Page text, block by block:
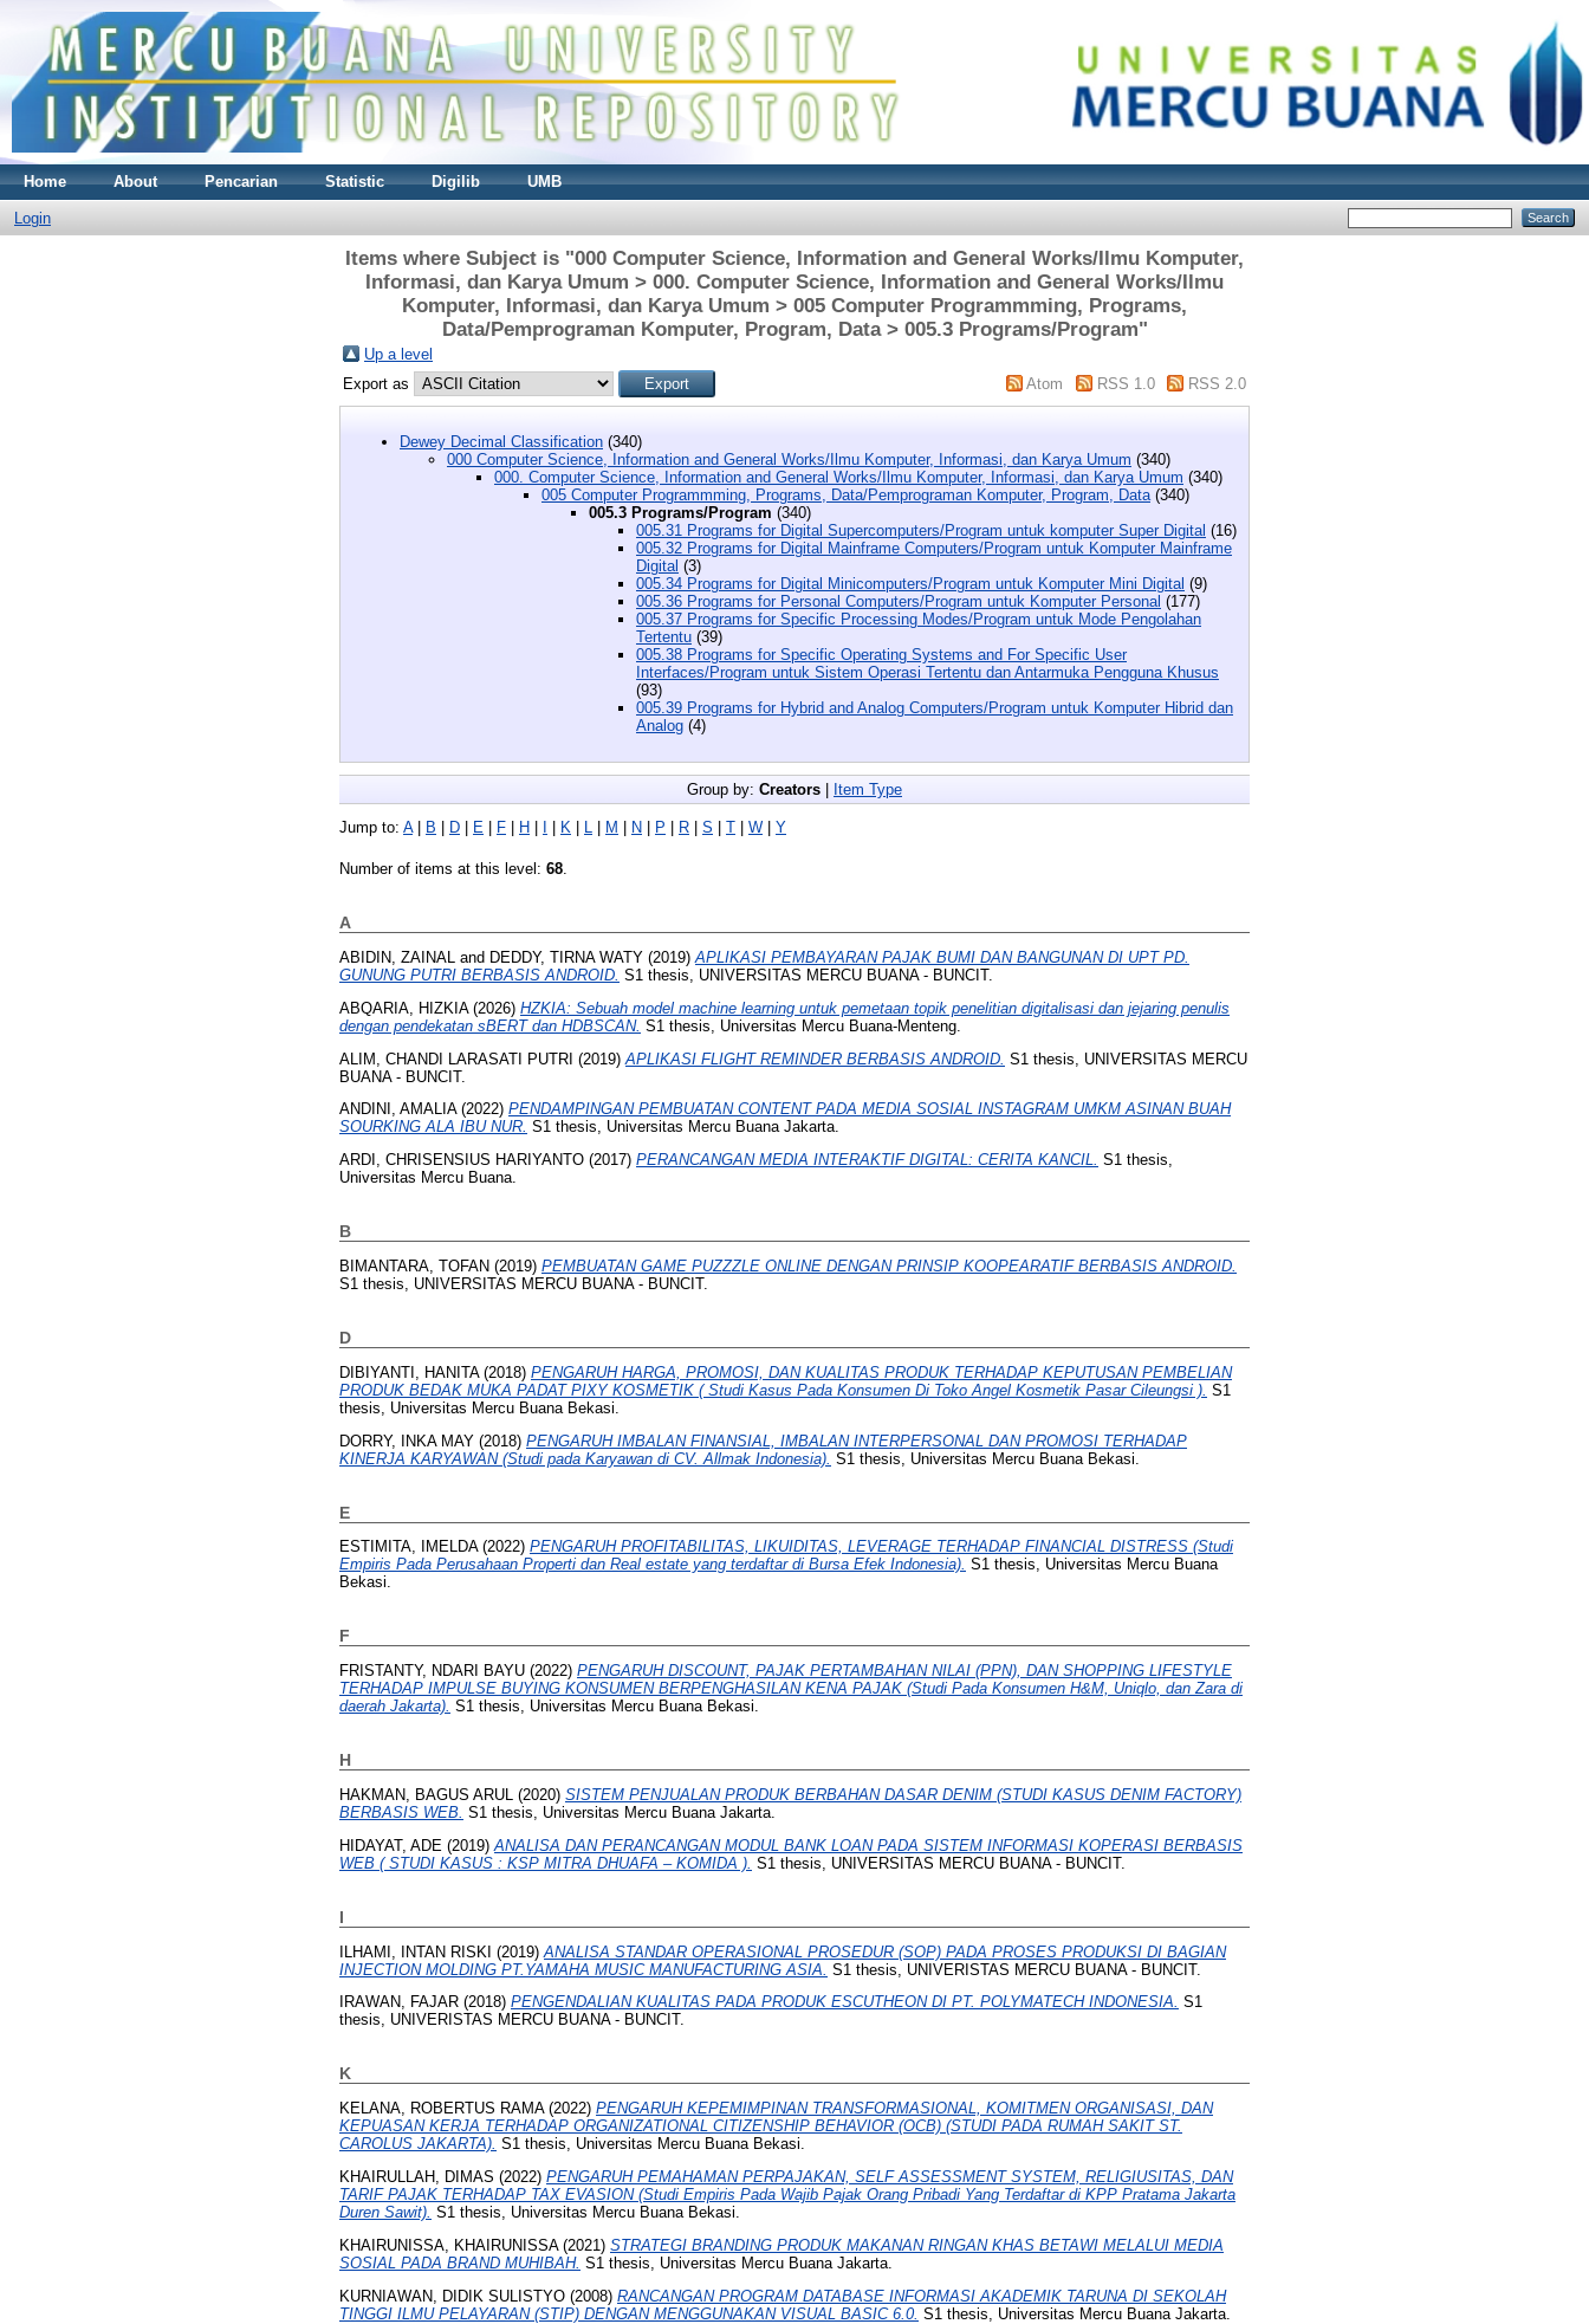
Home About Pencarian Statistic Digilib UMB
Login
Items where Subject is "000 Computer Science, Information and General Works/Ilmu Komputer,
Informasi, dan Karya Umum > 000. Computer Science, Information and General Works/Ilmu
Komputer, Informasi, dan Karya Umum > 005 Computer Programmming, Programs,
Data/Pemprograman Komputer, Program, Data > 005.3 Programs/Program"
Up a level
Export as
Atom RSS 1.0 RSS 2.0
Dewey Decimal Classification (340)
000 Computer Science, Information and General Works/Ilmu Komputer, Informasi, dan Karya Umum (340)
000. Computer Science, Information and General Works/Ilmu Komputer, Informasi, dan Karya Umum (340)
005 Computer Programmming, Programs, Data/Pemprograman Komputer, Program, Data(340)
005.3 Programs/Program (340)
005.31 Programs for Digital Supercomputers/Program untuk komputer Super Digital (16)
005.32 Programs for Digital Mainframe Computers/Program untuk Komputer Mainframe
Digital (3)
005.34 Programs for Digital Minicomputers/Program untuk Komputer Mini Digital (9)
005.36 Programs for Personal Computers/Program untuk Komputer Personal (177)
005.37 Programs for Specific Processing Modes/Program untuk Mode Pengolahan
Tertentu (39)
005.38 Programs for Specific Operating Systems and For Specific User
Interfaces/Program untuk Sistem Operasi Tertentu dan Antarmuka Pengguna Khusus
(93)
005.39 Programs for Hybrid and Analog Computers/Program untuk Komputer Hibrid dan
Analog (4)
Group by: Creators Item Type
Jump to: A| B D E F H K L M N P R S T W Y
Number of items at this level: 68.
A
ABIDIN, ZAINAL and DEDDY, TIRNA WATY (2019)APLIKASI PEMBAYARAN PAJAK BUMI DAN BANGUNAN DI UPT PD.
GUNUNG PUTRI BERBASIS ANDROID. S1 thesis, UNIVERSITAS MERCU BUANA - BUNCIT.
ABQARIA, HIZKIA(2026) HZKIA: Sebuah model machine learning untuk pemetaan topik penelitian digitalisasi dan jejaring penulis
dengan pendekatan sBERT dan HDBSCAN. S1 thesis, Universitas Mercu Buana-Menteng.
ALIM, CHANDI LARASATI PUTRI (2019) APLIKASI FLIGHT REMINDER BERBASIS ANDROID. S1 thesis, UNIVERSITAS MERCU
BUANA - BUNCIT.
ANDINI, AMALIA(2022) PENDAMPINGAN PEMBUATAN CONTENT PADA MEDIA SOSIAL INSTAGRAM UMKM ASINAN BUAH
SOURKING ALA IBU NUR. S1 thesis, Universitas Mercu Buana Jakarta.
ARDI, CHRISENSIUS HARIYANTO (2017) PERANCANGAN MEDIA INTERAKTIF DIGITAL: CERITA KANCIL. S1 thesis,
Universitas Mercu Buana.
B
BIMANTARA, TOFAN (2019) PEMBUATAN GAME PUZZZLE ONLINE DENGAN PRINSIP KOOPEARATIF BERBASIS ANDROID.
S1 thesis, UNIVERSITAS MERCU BUANA - BUNCIT.
D
DIBIYANTI, HANITA(2018) PENGARUH HARGA, PROMOSI, DAN KUALITAS PRODUK TERHADAP KEPUTUSAN PEMBELIAN
PRODUK BEDAK MUKA PADAT PIXY KOSMETIK ( Studi Kasus Pada Konsumen Di Toko Angel Kosmetik Pasar Cileungsi ). S1
thesis, Universitas Mercu Buana Bekasi.
DORRY, INKA MAY (2018) PENGARUH IMBALAN FINANSIAL, IMBALAN INTERPERSONAL DAN PROMOSI TERHADAP
KINERJA KARYAWAN (Studi pada Karyawan di CV. Allmak Indonesia). S1 thesis, Universitas Mercu Buana Bekasi.
E
ESTIMITA, IMELDA(2022) PENGARUH PROFITABILITAS, LIKUIDITAS, LEVERAGE TERHADAP FINANCIAL DISTRESS (Studi
Empiris Pada Perusahaan Properti dan Real estate yang terdaftar di Bursa Efek Indonesia). S1 thesis, Universitas Mercu Buana
Bekasi.
F
FRISTANTY, NDARI BAYU (2022) PENGARUH DISCOUNT, PAJAK PERTAMBAHAN NILAI (PPN), DAN SHOPPING LIFESTYLE
TERHADAP IMPULSE BUYING KONSUMEN BERPENGHASILAN KENA PAJAK (Studi Pada Konsumen H&M, Uniqlo, dan Zara di
daerah Jakarta). S1 thesis, Universitas Mercu Buana Bekasi.
H
HAKMAN, BAGUS ARUL (2020) SISTEM PENJUALAN PRODUK BERBAHAN DASAR DENIM (STUDI KASUS DENIM FACTORY)
BERBASIS WEB. S1 thesis, Universitas Mercu Buana Jakarta.
HIDAYAT, ADE (2019) ANALISA DAN PERANCANGAN MODUL BANK LOAN PADA SISTEM INFORMASI KOPERASI BERBASIS
WEB ( STUDI KASUS : KSP MITRA DHUAFA – KOMIDA ). S1 thesis, UNIVERSITAS MERCU BUANA - BUNCIT.
I
ILHAMI, INTAN RISKI (2019) ANALISA STANDAR OPERASIONAL PROSEDUR (SOP) PADA PROSES PRODUKSI DI BAGIAN
INJECTION MOLDING PT.YAMAHA MUSIC MANUFACTURING ASIA. S1 thesis, UNIVERISTAS MERCU BUANA - BUNCIT.
IRAWAN, FAJAR (2018) PENGENDALIAN KUALITAS PADA PRODUK ESCUTHEON DI PT. POLYMATECH INDONESIA. S1
thesis, UNIVERISTAS MERCU BUANA - BUNCIT.
K
KELANA, ROBERTUS RAMA(2022) PENGARUH KEPEMIMPINAN TRANSFORMASIONAL, KOMITMEN ORGANISASI, DAN
KEPUASAN KERJA TERHADAP ORGANIZATIONAL CITIZENSHIP BEHAVIOR (OCB) (STUDI PADA RUMAH SAKIT ST.
CAROLUS JAKARTA). S1 thesis, Universitas Mercu Buana Bekasi.
KHAIRULLAH, DIMAS (2022) PENGARUH PEMAHAMAN PERPAJAKAN, SELF ASSESSMENT SYSTEM, RELIGIUSITAS, DAN
TARIF PAJAK TERHADAP TAX EVASION (Studi Empiris Pada Wajib Pajak Orang Pribadi Yang Terdaftar di KPP Pratama Jakarta
Duren Sawit). S1 thesis, Universitas Mercu Buana Bekasi.
KHAIRUNISSA, KHAIRUNISSA(2021) STRATEGI BRANDING PRODUK MAKANAN RINGAN KHAS BETAWI MELALUI MEDIA
SOSIAL PADA BRAND MUHIBAH. S1 thesis, Universitas Mercu Buana Jakarta.
KURNIAWAN, DIDIK SULISTYO (2008) RANCANGAN PROGRAM DATABASE INFORMASI AKADEMIK TARUNA DI SEKOLAH
TINGGI ILMU PELAYARAN (STIP) DENGAN MENGGUNAKAN VISUAL BASIC 6.0. S1 thesis, Universitas Mercu Buana Jakarta.